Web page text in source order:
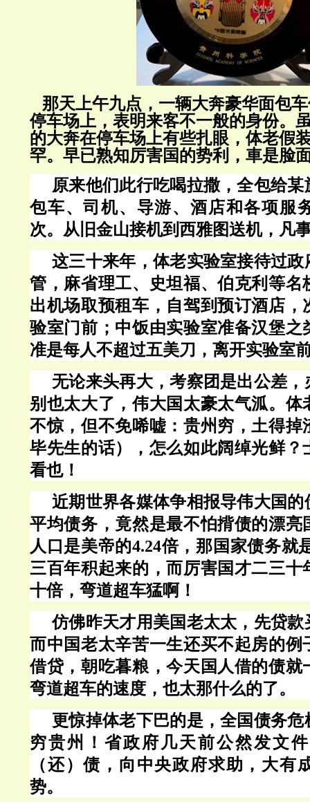
那天上午九点，一辆大奔豪华面包
停车场上，表明来客不一般的身份。
的大奔在停车场上有些扎眼，体老假
罕。早已熟知厉害国的势利， 車是脸
原来他们此行吃喝拉撒，全包给
包车、司机、导游、酒店和各项服
次。从旧金山接机到西雅图送机，凡
这三十来年，体老实验室接待过
管，麻省理工、史坦福、伯克利等名
出机场取预租车，自驾到预订酒店，
验室门前；中饭由实验室准备汉堡之
准是每人不超过五美刀，离开实验室
无论来头再大，考察团是出公差
别也太大了，伟大国太豪太气泒。体
不惊，但不免唏嘘：贵州穷，土得掉
毕先生的话），怎么如此阔绰光鲜？
看也！
近期世界各媒体争相报导伟大国
平均债务，竟然是最不怕揹债的漂亮
人口是美帝的4.24倍，那国家债务就
三百年积起来的，而厉害国才二三十
十倍，弯道超车猛啊！
仿佛昨天才用美国老太太，先贷
而中国老太辛苦一生还买不起房的例
借贷，朝吃暮粮，今天国人借的债就
弯道超车的速度，也太那什么的了。
更惊掉体老下巴的是，全国债务
穷贵州！省政府几天前公然发文
（还）债，向中央政府求助，大有
势。